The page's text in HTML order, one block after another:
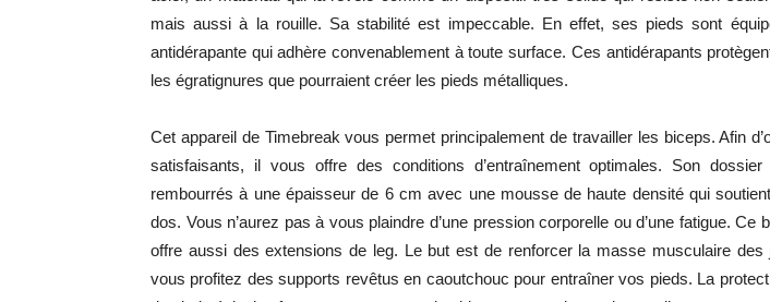
mais aussi à la rouille. Sa stabilité est impeccable. En effet, ses pieds sont
antidérapante qui adhère convenablement à toute surface. Ces antidérapants
les égratignures que pourraient créer les pieds métalliques.
Cet appareil de Timebreak vous permet principalement de travailler les biceps. Afin
satisfaisants, il vous offre des conditions d’entraînement optimales. Son
rembourrés à une épaisseur de 6 cm avec une mousse de haute densité qui
dos. Vous n’aurez pas à vous plaindre d’une pression corporelle ou d’une fatigue. Ce
offre aussi des extensions de leg. Le but est de renforcer la masse musculaire des
vous profitez des supports revêtus en caoutchouc pour entraîner vos pieds. La